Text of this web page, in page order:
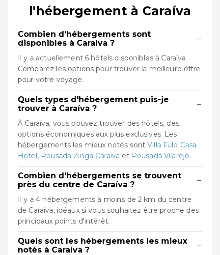
l'hébergement à Caraíva
Combien d'hébergements sont
disponibles à Caraíva ?
−
Il y a actuellement 6 hôtels disponibles à Caraíva.
Comparez les options pour trouver la meilleure offre
pour votre voyage.
Quels types d'hébergement puis-je
trouver à Caraíva ?
−
À Caraíva, vous pouvez trouver des hôtels, des
options économiques aux plus exclusives. Les
hébergements les mieux notés sontVilla Fulo Casa
Hotel, Pousada Zinga Caraíva et Pousada Vilarejo.
Combien d'hébergements se trouvent
près du centre de Caraíva ?
−
Il y a 4 hébergements à moins de 2 km du centre
de Caraíva, idéaux si vous souhaitez être proche des
principaux points d'intérêt.
Quels sont les hébergements les mieux
notés à Caraíva ?
−